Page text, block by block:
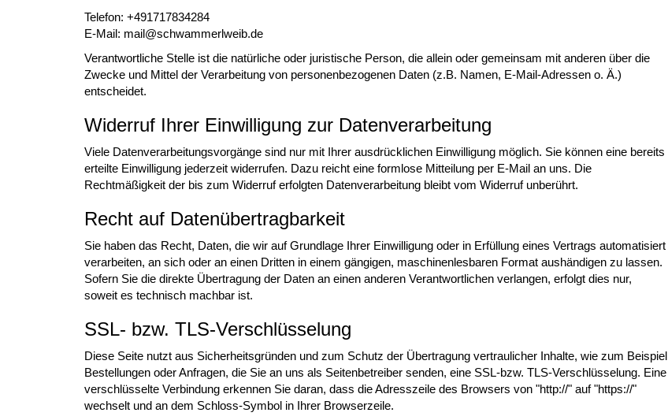
Telefon: +491717834284
E-Mail: mail@schwammerlweib.de
Verantwortliche Stelle ist die natürliche oder juristische Person, die allein oder gemeinsam mit anderen über die
Zwecke und Mittel der Verarbeitung von personenbezogenen Daten (z.B. Namen, E-Mail-Adressen o. Ä.)
entscheidet.
Widerruf Ihrer Einwilligung zur Datenverarbeitung
Viele Datenverarbeitungsvorgänge sind nur mit Ihrer ausdrücklichen Einwilligung möglich. Sie können eine bereits
erteilte Einwilligung jederzeit widerrufen. Dazu reicht eine formlose Mitteilung per E-Mail an uns. Die
Rechtmäßigkeit der bis zum Widerruf erfolgten Datenverarbeitung bleibt vom Widerruf unberührt.
Recht auf Datenübertragbarkeit
Sie haben das Recht, Daten, die wir auf Grundlage Ihrer Einwilligung oder in Erfüllung eines Vertrags automatisiert
verarbeiten, an sich oder an einen Dritten in einem gängigen, maschinenlesbaren Format aushändigen zu lassen.
Sofern Sie die direkte Übertragung der Daten an einen anderen Verantwortlichen verlangen, erfolgt dies nur,
soweit es technisch machbar ist.
SSL- bzw. TLS-Verschlüsselung
Diese Seite nutzt aus Sicherheitsgründen und zum Schutz der Übertragung vertraulicher Inhalte, wie zum Beispiel
Bestellungen oder Anfragen, die Sie an uns als Seitenbetreiber senden, eine SSL-bzw. TLS-Verschlüsselung. Eine
verschlüsselte Verbindung erkennen Sie daran, dass die Adresszeile des Browsers von "http://" auf "https://"
wechselt und an dem Schloss-Symbol in Ihrer Browserzeile.